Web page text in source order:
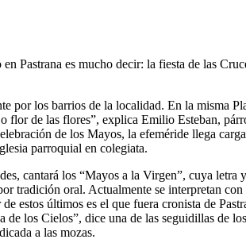
Pastrana es mucho decir: la fiesta de las
por los barrios de la localidad. En la misma
flor de las flores”, explica Emilio Esteban,
de los Mayos, la efeméride llega
parroquial en colegiata.
cantará los “Mayos a la Virgen”, cuya letra
tradición oral. Actualmente se interpretan con
estos últimos es el que fuera cronista de
los Cielos”, dice una de las seguidillas de
a las mozas.